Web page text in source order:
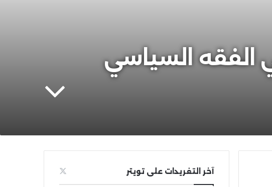
الفقه السياسي
آخر التغريدات على تويتر